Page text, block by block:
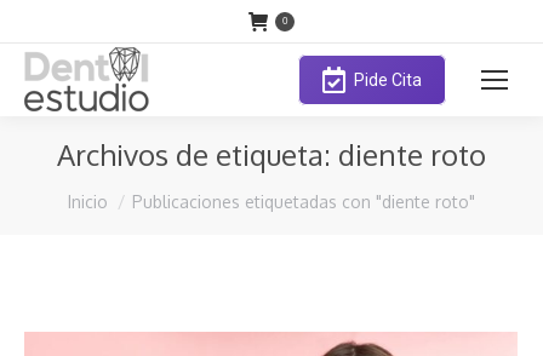
0
Pide Cita
Archivos de etiqueta: diente roto
Estás aquí:
Inicio Publicaciones etiquetadas con "diente roto"